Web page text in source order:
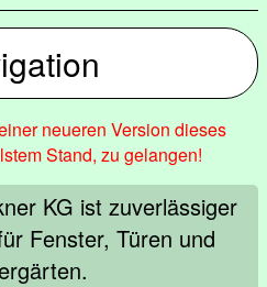
neueren Version dieses
Stand, zu gelangen!
KG ist zuverlässiger
Fenster, Türen und